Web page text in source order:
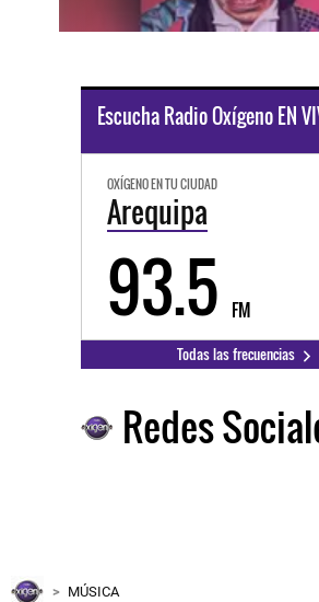
Escucha Radio Oxígeno EN
OXÍGENO EN TU CIUDAD
Arequipa
93.5 FM
Todas las frecuencias
Redes
MÚSICA